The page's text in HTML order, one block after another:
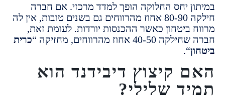
יחס החלוקה הופך למדד מרכזי.אם חברה
אין לה
ביטחון כאשר ההכנסות יורדות. לעומת זאת,
50 אחוז מהרווחים,
מחזיקה “כרית
“.
קיצוץ דיבידנד הוא
שלילי?